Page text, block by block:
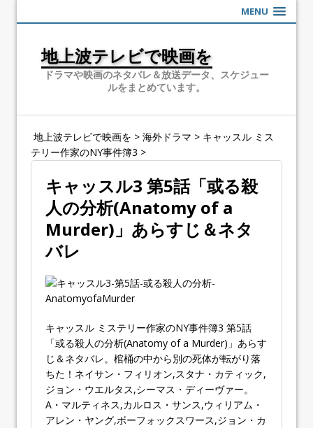
MENU
地上波テレビで映画を
ドラマや映画のネタバレ＆放送データ、スケジュー
ルをまとめています。
地上波テレビで映画を > 海外ドラマ > キャッスル ミス
テリー作家のNY事件簿3 >
キャッスル3 第5話「或る殺
人の分析(Anatomy of a
Murder)」あらすじ＆ネタ
バレ
キャッスル ミステリー作家のNY事件簿3 第5話
「或る殺人の分析(Anatomy of a Murder)」あらす
じ＆ネタバレ。棺桶の中から別の死体が転がり落
ちた！ネイサン・フィリオン,スタナ・カティック,
ジョン・ウエルタス,シーマス・ディーヴァー。
A・マルティネス,カルロス・サンス,ウィリアム・
アレン・ヤング,ボーフォックスワース,ジョン・カ